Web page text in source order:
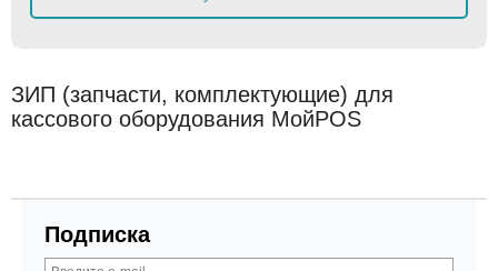
ЗИП (запчасти, комплектующие) для
кассового оборудования МойPOS
Подписка